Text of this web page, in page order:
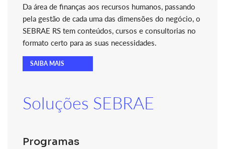
Da área de finanças aos recursos humanos, passando
pela gestão de cada uma das dimensões do negócio, o
SEBRAE RS tem conteúdos, cursos e consultorias no
formato certo para as suas necessidades.
SAIBA MAIS
Soluções SEBRAE
Programas